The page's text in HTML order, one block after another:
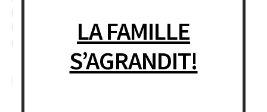
Grosseur boîte : Approx. 18″ x 12″ x 12″ (45,75cm x30,5cm
LA FAMILLE
S’AGRANDIT!